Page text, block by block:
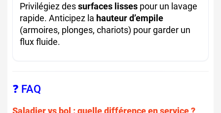
Privilégiez dessurfaces lisses pour un lavage
rapide. Anticipez la hauteur d’empile
(armoires, plonges, chariots) pour garder un
flux fluide.
❓ FAQ
Saladier vs bol : quelle différence en service ?